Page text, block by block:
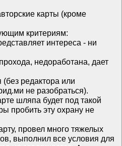
карты (кроме
критериям:
интереса - ни
недоработана, дает
редактора или
не разобраться).
шляпа будет под такой
пробить эту охрану не
провел много тяжелых
выполнил все условия для